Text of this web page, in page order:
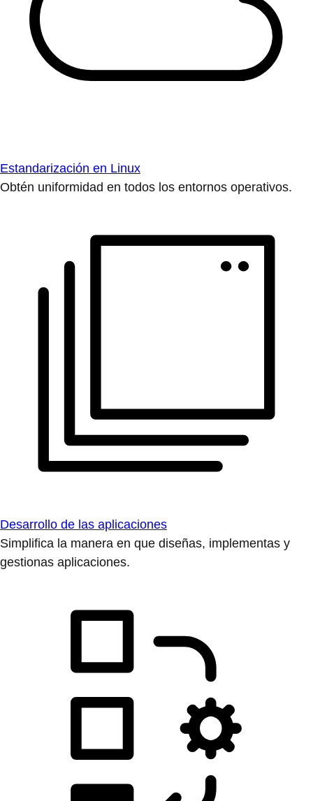
Estandarización en Linux
Obtén uniformidad en todos los entornos operativos.
Desarrollo de las aplicaciones
Simplifica la manera en que diseñas, implementas y
gestionas aplicaciones.